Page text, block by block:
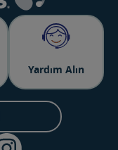
Yardım Alın